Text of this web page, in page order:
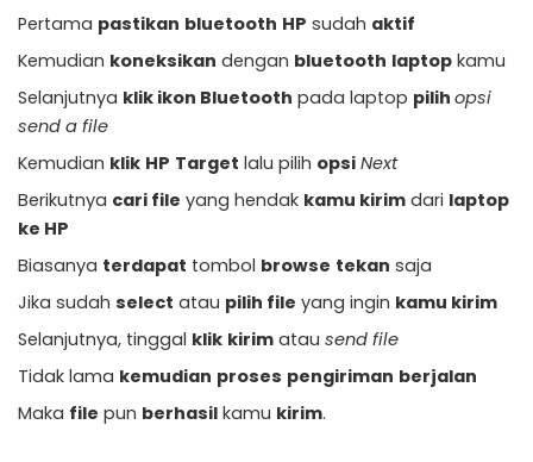
Pertama pastikan bluetooth HP sudah aktif
Kemudian koneksikan dengan bluetooth laptop kamu
Selanjutnya klik ikon Bluetooth pada laptop pilih opsi
send a file
Kemudian klik HP Target lalu pilih opsi Next
Berikutnya cari file yang hendak kamu kirim dari laptop
ke HP
Biasanya terdapat tombol browse tekan saja
Jika sudah select atau pilih file yang ingin kamu kirim
Selanjutnya, tinggal klik kirim atau send file
Tidak lama kemudian proses pengiriman berjalan
Maka file pun berhasil kamu kirim.